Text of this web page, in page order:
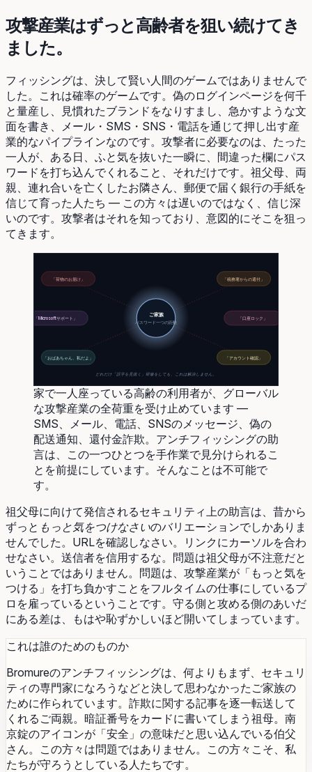
攻撃産業はずっと高齢者を狙い続けてき
ました。
フィッシングは、決して賢い人間のゲームではありませんで
した。これは確率のゲームです。偽のログインページを何千
と量産し、見慣れたブランドをなりすまし、急かすような文
面を書き、メール・SMS・SNS・電話を通じて押し出す産
業的なパイプラインなのです。攻撃者に必要なのは、たった
一人が、ある日、ふと気を抜いた一瞬に、間違った欄にパス
ワードを打ち込んでくれること、それだけです。祖父母、両
親、連れ合いを亡くしたお隣さん、郵便で届く銀行の手紙を
信じて育った人たち — この方々は遅いのではなく、信じ深
いのです。攻撃者はそれを知っており、意図的にそこを狙っ
てきます。
「荷物のお届け」 「税務署からの還付」
「Microsoftサポート」 「口座ロック」
「おばあちゃん、私だよ」 「アカウント確認」
ご家族
パスワード一つの距離
どれだけ「誤字を見抜く」研修をしても、これは解決しません。
家で一人座っている高齢の利用者が、グローバル
な攻撃産業の全荷重を受け止めています —
SMS、メール、電話、SNSのメッセージ、偽の
配送通知、還付金詐欺。アンチフィッシングの助
言は、この一つひとつを手作業で見分けられるこ
とを前提にしています。そんなことは不可能で
す。
祖父母に向けて発信されるセキュリティ上の助言は、昔から
ずっと もっと気をつけなさいのバリエーションでしかありま
せんでした。URLを確認しなさい。リンクにカーソルを合わ
せなさい。送信者を信用するな。問題は祖父母が不注意だと
いうことではありません。問題は、攻撃産業が「もっと気を
つける」を打ち負かすことをフルタイムの仕事にしているプ
ロを雇っているということです。守る側と攻める側のあいだ
にある差は、もはや恥ずかしいほど開いてしまっています。
これは誰のためのものか
Bromureのアンチフィッシングは、何よりもまず、セキュリ
ティの専門家になろうなどと決して思わなかったご家族の
ために作られています。詐欺に関する記事を逐一転送して
くれるご両親。暗証番号をカードに書いてしまう祖母。南
京錠のアイコンが「安全」の意味だと思い込んでいる伯父
さん。この方々は問題ではありません。この方々こそ、私
たちが守ろうとしている人たちです。